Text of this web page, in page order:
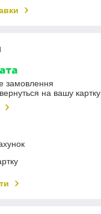
замовлення
на вашу картку